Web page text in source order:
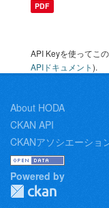
PDF
API Keyを使ってこ
APIドキュメント).
About HODA
CKAN API
CKANアソシエーショ
Powered by